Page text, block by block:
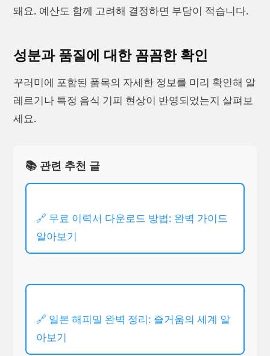
돼요. 예산도 함께 고려해 결정하면 부담이 적습니다.
성분과 품질에 대한 꼼꼼한 확인
꾸러미에 포함된 품목의 자세한 정보를 미리 확인해 알
레르기나 특정 음식 기피 현상이 반영되었는지 살펴보
세요.
📚 관련 추천 글
🔗 무료 이력서 다운로드 방법: 완벽 가이드
알아보기
🔗 일본 해피밀 완벽 정리: 즐거움의 세계 알
아보기